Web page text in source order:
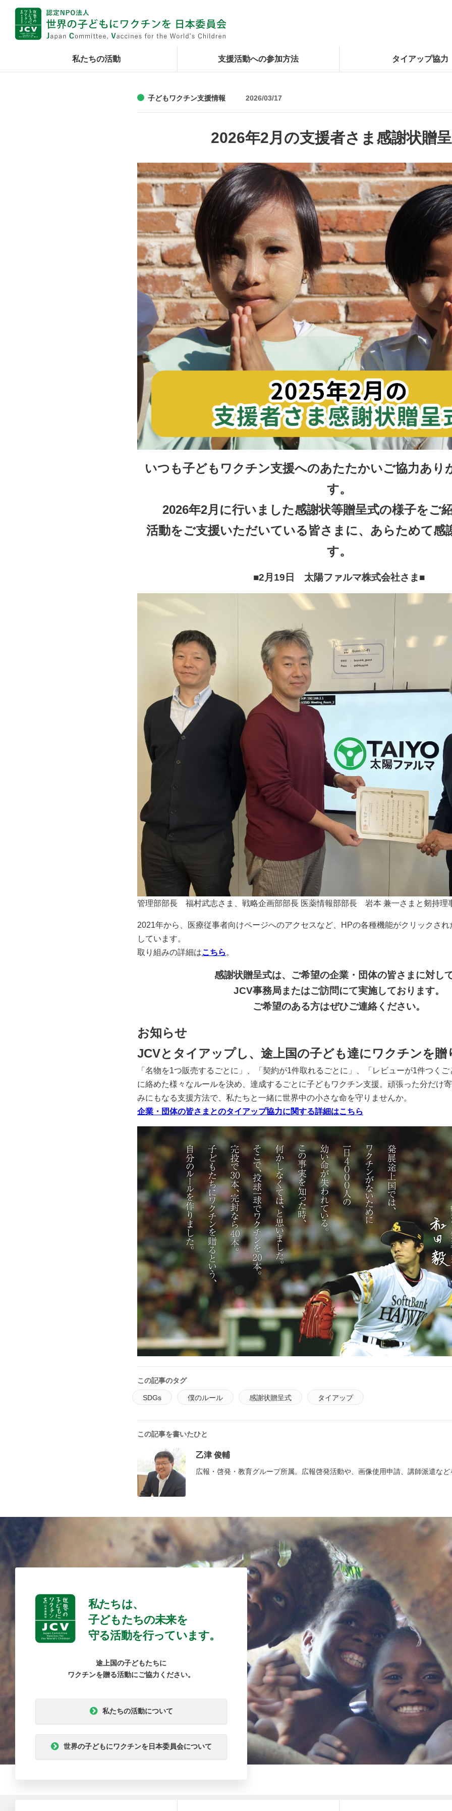
私たちの活動 支援活動への参加方法 タイアップ協力
子どもワクチン支援情報 2026/03/17
2026年2月の支援者さま感謝状贈
いつも子どもワクチン支援へのあたたかいご協力あり
す。
2026年2月に行いました感謝状等贈呈式の様子をご
活動をご支援いただいている皆さまに、あらためて感
す。
■2月19日 太陽ファルマ株式会社さま ■
管理部部長 福村武志さま、戦略企画部部長 医薬情報部部長 岩本 兼一さまと剱持理
2021年から、医療従事者向けページへのアクセスなど、HPの各種機能がクリックさ
しています。
取り組みの詳細はこちら 。
感謝状贈呈式は、ご希望の企業・団体の皆さまに対し
JCV事務局またはご訪問にて実施しております。
ご希望のある方はぜひご連絡ください。
お知らせ
JCVとタイアップし、途上国の子ども達にワクチンを贈
「名物を1つ販売するごとに」、「契約が1件取れるごとに」、「レビューが1件つく
に絡めた様々なルールを決め、達成するごとに子どもワクチン支援。頑張った分だけ
みにもなる支援方法で、私たちと一緒に世界中の小さな命を守りませんか。
企業・団体の皆さまとのタイアップ協力に関する詳細はこちら
この記事のタグ
SDGs 僕のルール 感謝状贈呈式 タイアップ
この記事を書いたひと
乙津 俊輔
広報・啓発・教育グループ所属。広報啓発活動や、画像使用申請、講師派遣な
私たちは、
子どもたちの未来を
守る活動を行っています。
途上国の子どもたちに
ワクチンを贈る活動にご協力ください。
私たちの活動について
世界の子どもにワクチンを日本委員会について